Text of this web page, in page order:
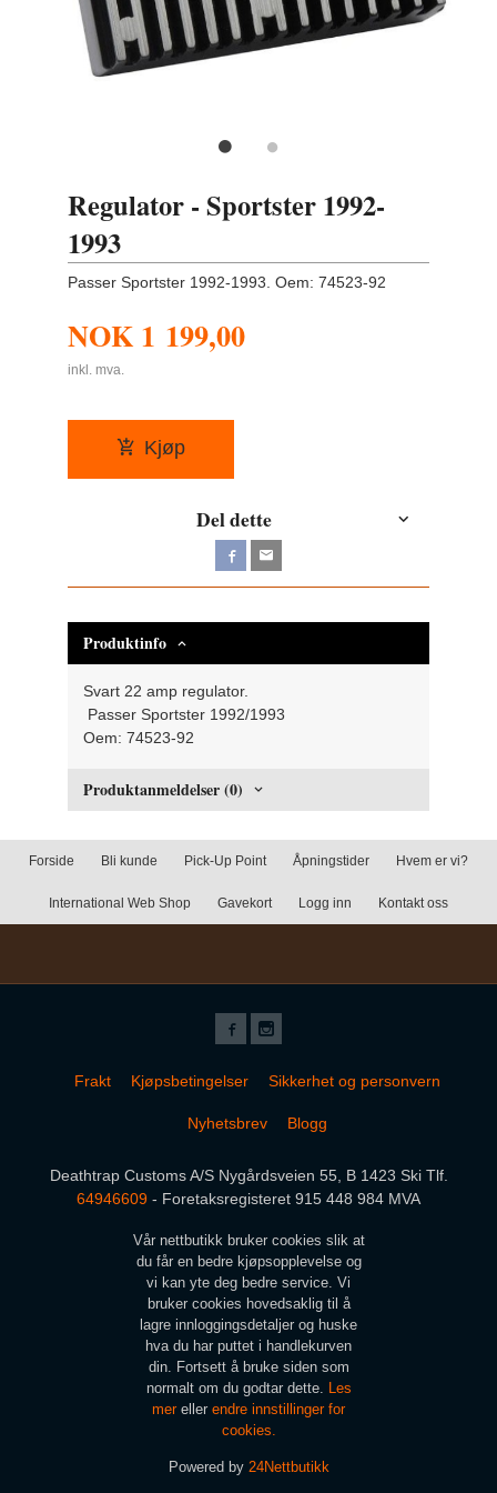
Regulator - Sportster 1992-
1993
Passer Sportster 1992-1993. Oem: 74523-92
NOK 1 199,00
inkl. mva.
Kjøp
Del dette
Produktinfo
Svart 22 amp regulator.
Passer Sportster 1992/1993
Oem: 74523-92
Produktanmeldelser (0)
Forside Bli kunde Pick-Up Point Åpningstider Hvem er vi?
International Web Shop Gavekort Logg inn Kontakt oss
Frakt Kjøpsbetingelser Sikkerhet og personvern
Nyhetsbrev Blogg
Deathtrap Customs A/S Nygårdsveien 55, B 1423 Ski Tlf.
64946609 - Foretaksregisteret 915 448 984 MVA
Vår nettbutikk bruker cookies slik at
du får en bedre kjøpsopplevelse og
vi kan yte deg bedre service. Vi
bruker cookies hovedsaklig til å
lagre innloggingsdetaljer og huske
hva du har puttet i handlekurven
din. Fortsett å bruke siden som
normalt om du godtar dette. Les
mer eller endre innstillinger for
cookies.
Powered by 24Nettbutikk